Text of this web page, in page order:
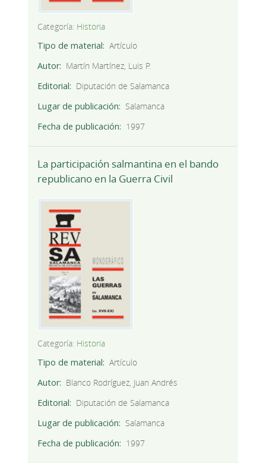
Categoría: Historia
Tipo de material
Artículo
Autor
Martín Martínez, Luis P.
Editorial
Diputación de Salamanca
Lugar de publicación
Salamanca
Fecha de publicación
1997
La participación salmantina en el bando
republicano en la Guerra Civil
Categoría: Historia
Tipo de material
Artículo
Autor
Blanco Rodríguez, Juan Andrés
Editorial
Diputación de Salamanca
Lugar de publicación
Salamanca
Fecha de publicación
1997